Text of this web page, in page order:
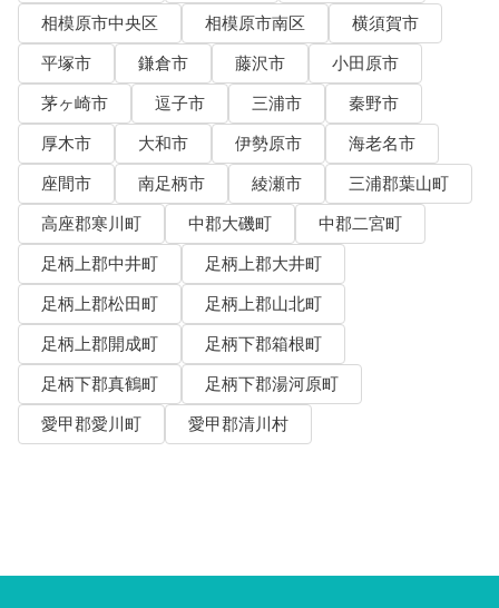
相模原市中央区
相模原市南区
横須賀市
平塚市
鎌倉市 藤沢市
小田原市
茅ヶ崎市
逗子市 三浦市
秦野市
厚木市
大和市 伊勢原市
海老名市
座間市
南足柄市 綾瀬市
三浦郡葉山町
高座郡寒川町
中郡大磯町
中郡二宮町
足柄上郡中井町
足柄上郡大井町
足柄上郡松田町
足柄上郡山北町
足柄上郡開成町
足柄下郡箱根町
足柄下郡真鶴町
足柄下郡湯河原町
愛甲郡愛川町
愛甲郡清川村